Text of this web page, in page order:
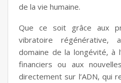
de la vie humaine.
Que ce soit grâce aux
vibratoire régénérative,
domaine de la longévité, à
financiers ou aux
directement sur l’ADN, qui